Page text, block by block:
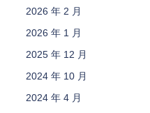
2026 年 2 月
2026 年 1 月
2025 年 12 月
2024 年 10 月
2024 年 4 月